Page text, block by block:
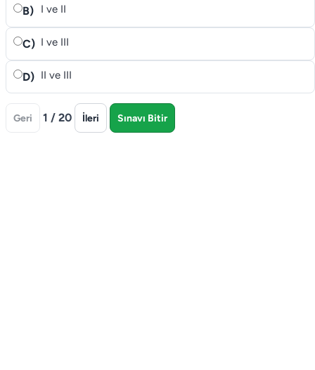
B) I ve II
C) I ve III
D) II ve III
Geri 1 / 20 İleri Sınavı Bitir